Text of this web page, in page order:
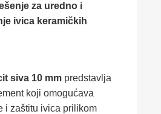
za uredno i
ivica keramičkih
siva 10 mm predstavlja
koji omogućava
i zaštitu ivica prilikom